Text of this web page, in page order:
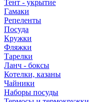
Тент - укрытие
Гамаки
Репеленты
Посуда
Кружки
Фляжки
Тарелки
Ланч - боксы
Котелки, казаны
Чайники
Наборы посуды